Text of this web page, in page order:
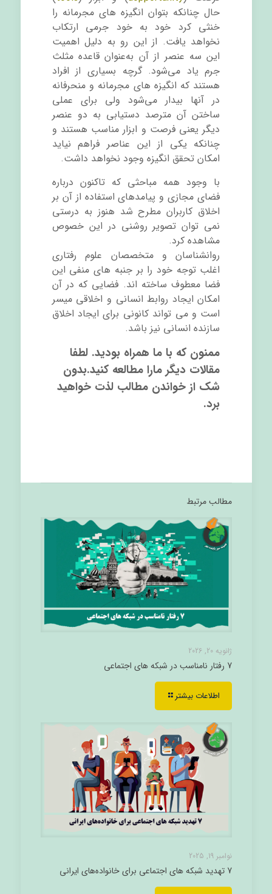
حال چنانکه بتوان انگیزه های مجرمانه را
خنثی کرد خود به خود جرمی ارتکاب
نخواهد یافت. از این رو به دلیل اهمیت
این سه عنصر از آن به‌عنوان قاعده مثلث
جرم یاد می‌شود. گرچه بسیاری از افراد
هستند که انگیزه های مجرمانه و منحرفانه
در آنها بیدار می‌شود ولی برای عملی
ساختن آن مترصد دستیابی به دو عنصر
دیگر یعنی فرصت و ابزار مناسب هستند و
چنانکه یکی از این عناصر فراهم نیاید
امکان تحقق انگیزه وجود نخواهد داشت.
با وجود همه مباحثی که تاکنون درباره
فضای مجازی و پیامدهای استفاده از آن بر
اخلاق کاربران مطرح شد هنوز به درستی
نمی توان تصویر روشنی در این خصوص
مشاهده کرد.
روانشناسان و متخصصان علوم رفتاری
اغلب توجه خود را بر جنبه های منفی این
فضا معطوف ساخته اند. فضایی که در آن
امکان ایجاد روابط انسانی و اخلاقی میسر
است و می تواند کانونی برای ایجاد اخلاق
سازنده انسانی نیز باشد.
ممنون که با ما همراه بودید. لطفا
مقالات دیگر مارا مطالعه کنید.بدون
شک از خواندن مطالب لذت خواهید
برد.
مطالب مرتبط
ژانویه 20, 2026
7 رفتار نامناسب در شبکه های اجتماعی
اطلاعات بیشتر
نوامبر 19, 2025
7 تهدید شبکه های اجتماعی برای خانواده‌های ایرانی